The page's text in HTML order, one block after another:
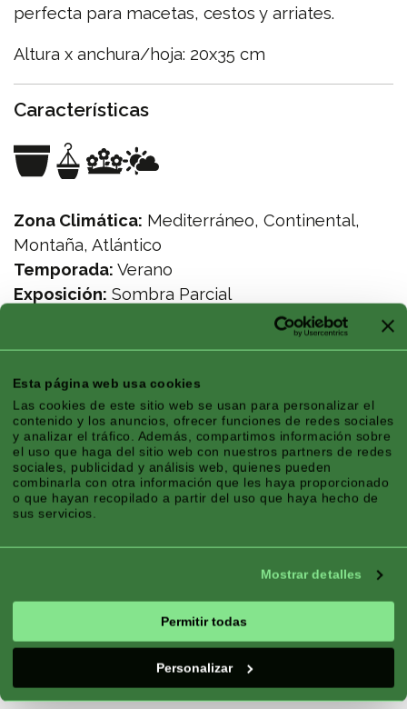
Esta página web usa cookies
Las cookies de este sitio web se usan para personalizar el
contenido y los anuncios, ofrecer funciones de redes sociales
y analizar el tráfico. Además, compartimos información sobre
el uso que haga del sitio web con nuestros partners de redes
sociales, publicidad y análisis web, quienes pueden
combinarla con otra información que les haya proporcionado
o que hayan recopilado a partir del uso que haya hecho de
sus servicios.
Mostrar detalles
Permitir todas
Personalizar
perfecta para macetas, cestos y arriates.
Altura x anchura/hoja: 20x35 cm
Características
Zona Climática: Mediterráneo, Continental,
Montaña, Atlántico
Temporada: Verano
Exposición: Sombra Parcial
Maceta, Balcón y cesta